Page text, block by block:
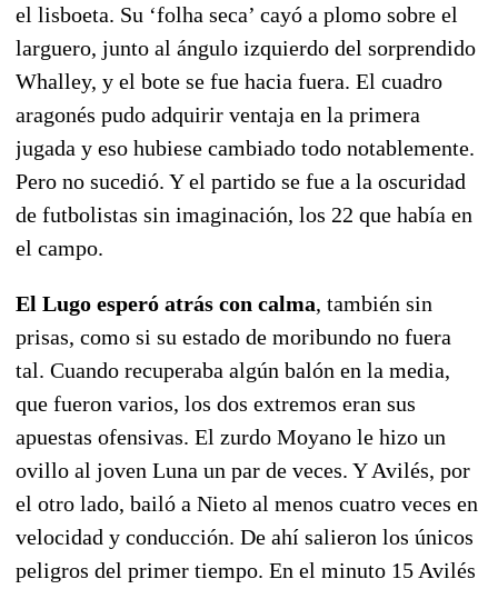
el lisboeta. Su ‘folha seca’ cayó a plomo sobre el
larguero, junto al ángulo izquierdo del sorprendido
Whalley, y el bote se fue hacia fuera. El cuadro
aragonés pudo adquirir ventaja en la primera
jugada y eso hubiese cambiado todo notablemente.
Pero no sucedió. Y el partido se fue a la oscuridad
de futbolistas sin imaginación, los 22 que había en
el campo.
El Lugo esperó atrás con calma, también sin
prisas, como si su estado de moribundo no fuera
tal. Cuando recuperaba algún balón en la media,
que fueron varios, los dos extremos eran sus
apuestas ofensivas. El zurdo Moyano le hizo un
ovillo al joven Luna un par de veces. Y Avilés, por
el otro lado, bailó a Nieto al menos cuatro veces en
velocidad y conducción. De ahí salieron los únicos
peligros del primer tiempo. En el minuto 15 Avilés